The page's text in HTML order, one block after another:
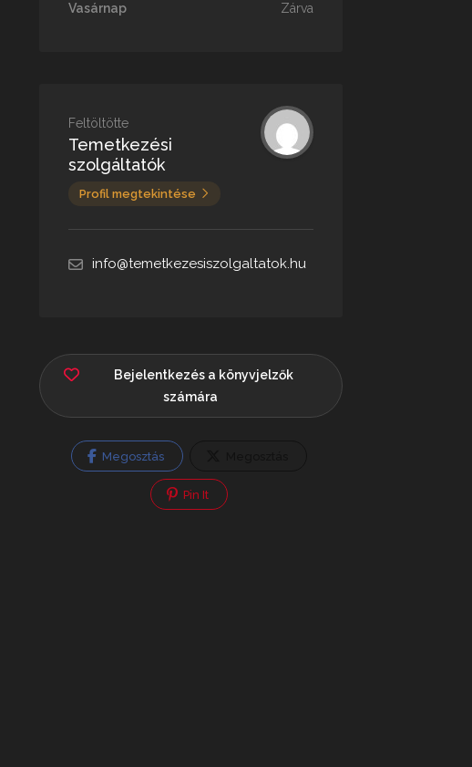
Vasárnap
Zárva
Feltöltötte
Temetkezési
szolgáltatók
Profil megtekintése
info@temetkezesiszolgaltatok.hu
Bejelentkezés a könyvjelzők
számára
Megosztás
Pin It